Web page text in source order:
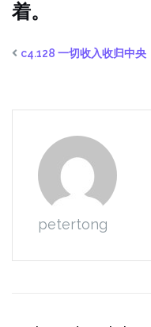
着。
c4.128 一切收入收归中央
petertong